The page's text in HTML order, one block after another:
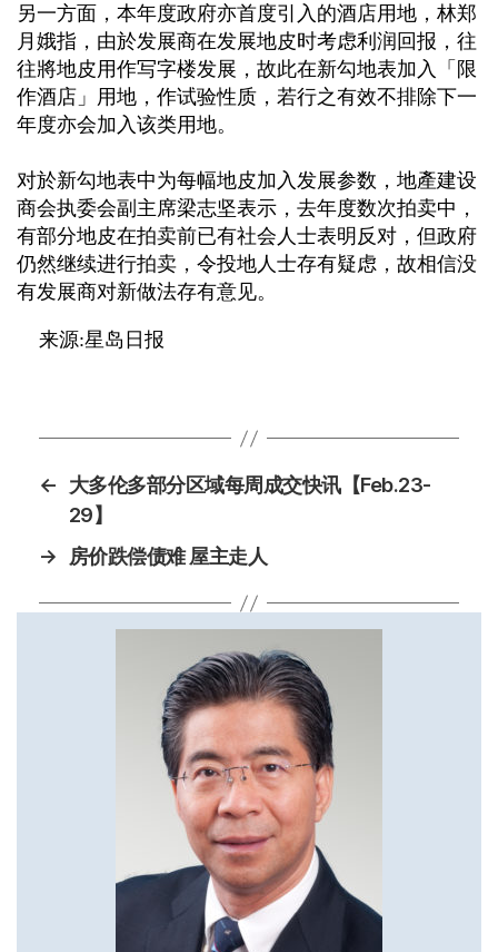
另一方面，本年度政府亦首度引入的酒店用地，林郑
月娥指，由於发展商在发展地皮时考虑利润回报，往
往將地皮用作写字楼发展，故此在新勾地表加入「限
作酒店」用地，作试验性质，若行之有效不排除下一
年度亦会加入该类用地。
对於新勾地表中为每幅地皮加入发展参数，地產建设
商会执委会副主席梁志坚表示，去年度数次拍卖中，
有部分地皮在拍卖前已有社会人士表明反对，但政府
仍然继续进行拍卖，令投地人士存有疑虑，故相信没
有发展商对新做法存有意见。
来源:星岛日报
←
大多伦多部分区域每周成交快讯【Feb.23-
29】
→
房价跌偿债难 屋主走人